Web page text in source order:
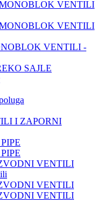
VENTILI
VENTILI
VENTILI -
SAJLE
I ZAPORNI
VENTILI
VENTILI
VENTILI